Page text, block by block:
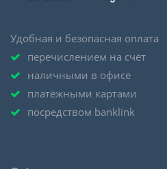
Удобная и безопасная оплата
перечислением на счёт
наличными в офисе
платёжными картами
посредством banklink